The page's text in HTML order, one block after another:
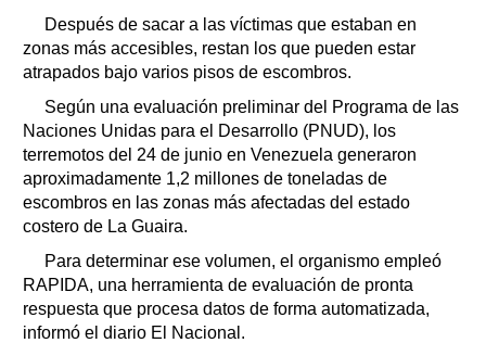
Después de sacar a las víctimas que estaban en
zonas más accesibles, restan los que pueden estar
atrapados bajo varios pisos de escombros.
Según una evaluación preliminar del Programa de las
Naciones Unidas para el Desarrollo (PNUD), los
terremotos del 24 de junio en Venezuela generaron
aproximadamente 1,2 millones de toneladas de
escombros en las zonas más afectadas del estado
costero de La Guaira.
Para determinar ese volumen, el organismo empleó
RAPIDA, una herramienta de evaluación de pronta
respuesta que procesa datos de forma automatizada,
informó el diario El Nacional.